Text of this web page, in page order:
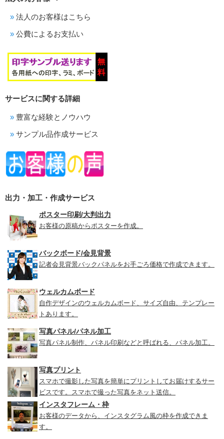
法人のお客様はこちら
公費によるお支払い
サービスに関する詳細
豊富な経験とノウハウ
サンプル品作成サービス
出力・加工・作成サービス
ポスター印刷/大判出力
お客様の原稿からポスターを作成。
バックボード/会見背景
記者会見背景バックパネルをお手ごろ価格で作成できます。
ウェルカムボード
自作デザインのウェルカムボード、サイズ自由、テンプレー
トあります。
写真パネル/パネル加工
写真パネル制作、パネル印刷などと呼ばれる、パネル加工。
写真プリント
スマホで撮影した写真を簡単にプリントしてお届けするサー
ビスです。スマホで撮った写真をネット送信。
インスタフレーム・枠
お客様のデータから、インスタグラム風の枠を作成できま
す。